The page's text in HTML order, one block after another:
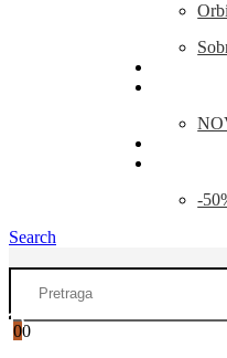
-
Search
00